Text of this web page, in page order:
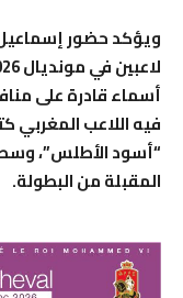
ويؤكد حضور
أسماء قادرة على
فيه اللاعب
“أسود الأطلس”، وسط
المقبلة من البطولة.